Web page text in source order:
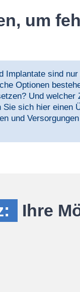
um
Implantate sind
Optionen
Und
Sie sich hier einen
und
Ihre